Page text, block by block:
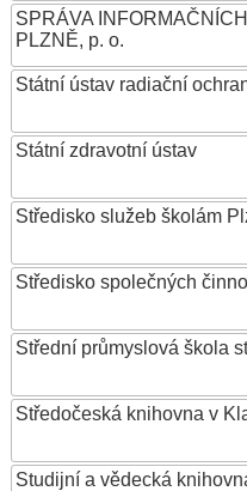
SPRÁVA
PLZNĚ, p. o.
Státní ústav radiační
Státní zdravotní ústav
Středisko služeb školám
Středisko společných
Střední průmyslová škola
Středočeská knihovna v
Studijní a vědecká